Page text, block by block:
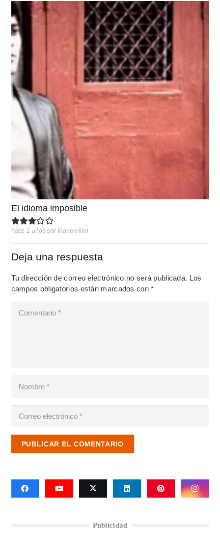
El idioma imposible
hace 2 años por Makelelillo
Deja una respuesta
Tu dirección de correo electrónico no será publicada. Los
campos obligatorios están marcados con*
PUBLICAR EL COMENTARIO
Publicidad